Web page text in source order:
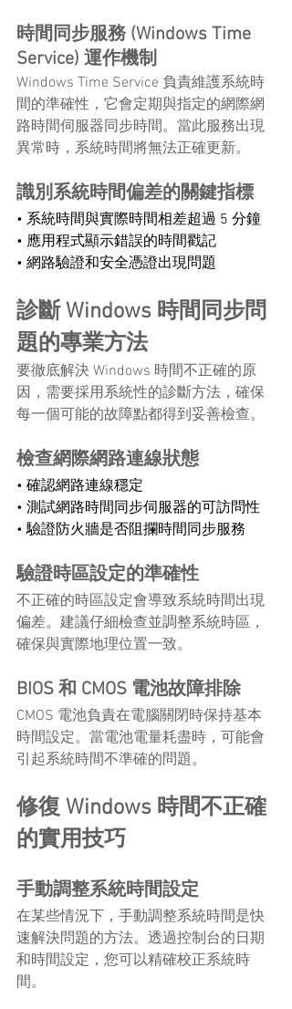
時間同步服務 (Windows Time
Service) 運作機制
Windows Time Service 負責維護系統時
間的準確性，它會定期與指定的網際網
路時間伺服器同步時間。當此服務出現
異常時，系統時間將無法正確更新。
識別系統時間偏差的關鍵指標
• 系統時間與實際時間相差超過 5 分鐘
• 應用程式顯示錯誤的時間戳記
• 網路驗證和安全憑證出現問題
診斷 Windows 時間同步問
題的專業方法
要徹底解決 Windows 時間不正確的原
因，需要採用系統性的診斷方法，確保
每一個可能的故障點都得到妥善檢查。
檢查網際網路連線狀態
• 確認網路連線穩定
• 測試網路時間同步伺服器的可訪問性
• 驗證防火牆是否阻攔時間同步服務
驗證時區設定的準確性
不正確的時區設定會導致系統時間出現
偏差。建議仔細檢查並調整系統時區，
確保與實際地理位置一致。
BIOS 和 CMOS 電池故障排除
CMOS 電池負責在電腦關閉時保持基本
時間設定。當電池電量耗盡時，可能會
引起系統時間不準確的問題。
修復 Windows 時間不正確
的實用技巧
手動調整系統時間設定
在某些情況下，手動調整系統時間是快
速解決問題的方法。透過控制台的日期
和時間設定，您可以精確校正系統時
間。